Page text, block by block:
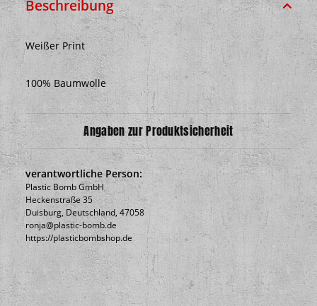
Beschreibung
Weißer Print
100% Baumwolle
Angaben zur Produktsicherheit
verantwortliche Person:
Plastic Bomb GmbH
Heckenstraße 35
Duisburg, Deutschland, 47058
ronja@plastic-bomb.de
https://plasticbombshop.de